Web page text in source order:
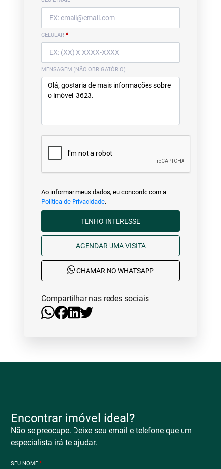
CELULAR *
MENSAGEM (NÃO OBRIGATÓRIO)
Ao informar meus dados, eu concordo com a
Política de Privacidade.
TENHO INTERESSE
AGENDAR UMA VISITA
CHAMAR NO WHATSAPP
Compartilhar nas redes sociais
Encontrar imóvel ideal?
Não se preocupe. Deixe seu email e telefone que um
especialista irá te ajudar.
SEU NOME*